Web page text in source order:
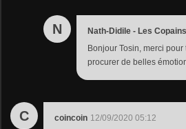
N Nath-Didile - Les
Bonjour Tosin, merci
procurer de belles
C coincoin 12/09/2020 05:12